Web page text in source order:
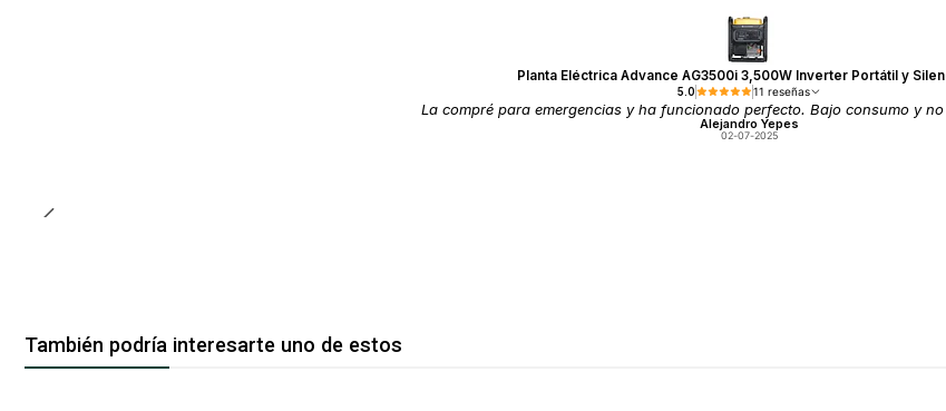
Planta Eléctrica Advance AG3500i 3,500W Inverter Portátil y
5.0 11 reseñas
La compré para emergencias y ha funcionado perfecto. Bajo consumo y
Alejandro Yepes
02-07-2025
También podría interesarte uno de estos